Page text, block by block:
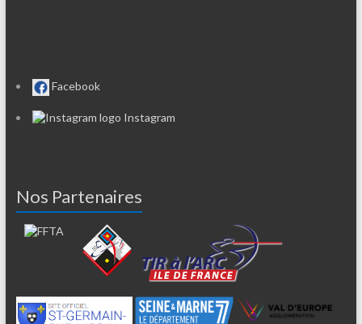
Facebook
Instagram
Nos Partenaires